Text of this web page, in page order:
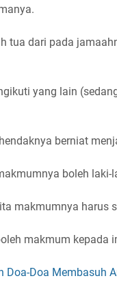
tua dari pada
yang lain
berniat
boleh laki-
makmumnya harus
makmum kepada
Doa-Doa Membasuh